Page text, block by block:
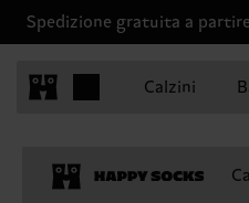
Spedizione gratuita a
Calzini